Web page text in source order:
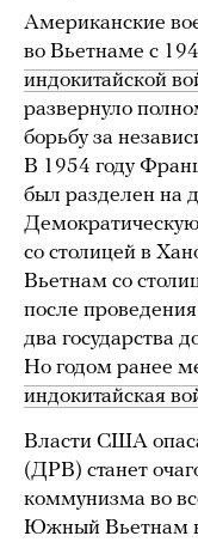
Американские
во Вьетнаме с
индокитайской
развернуло
борьбу за
В 1954 году
был разделен на
со столицей в
Вьетнам со
после
два государства
Но годом ранее
индокитайская
Власти США
(ДРВ) станет
коммунизма во
Южный Вьетнам